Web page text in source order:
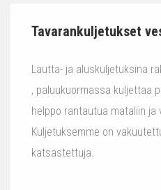
Tavarankuljetukset
Lautta- ja aluskuljetuksina
, paluukuormassa kuljettaa
helppo rantautua mataliin ja
Kuljetuksemme on
katsastettuja.